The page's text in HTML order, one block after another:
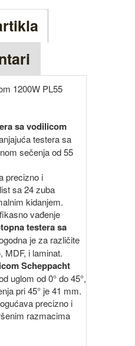
1200W PL55
sa vodilicom
testera sa
sečenja od 55
precizno i
sa 24 zuba
kidanjem.
vađenje
testera sa
je za različite
MDF, i laminat.
Scheppacht
uglom od 0° do 45°,
pri 45° je 41 mm.
precizno i
razmacima